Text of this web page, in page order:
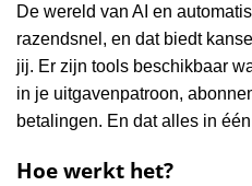
De wereld van AI en
razendsnel, en dat biedt
jij. Er zijn tools beschikbaar
in je uitgavenpatroon,
betalingen. En dat alles in
Hoe werkt het?